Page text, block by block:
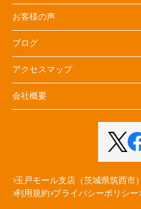
お客様の声
ブログ
アクセスマップ
会社概要
玉戸モール支店（茨城県筑西市）
利用規約 プライバシーポリシー